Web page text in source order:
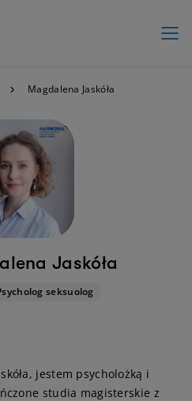
Magdalena Jaskóła
Jaskóła
seksuolog
jestem psycholożką i
studia magisterskie z